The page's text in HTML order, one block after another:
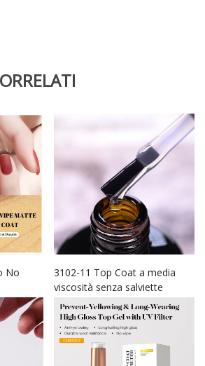
No
3102-11 Top Coat a media
viscosità senza salviette